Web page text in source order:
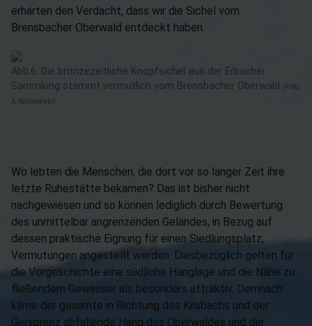
erhärten den Verdacht, dass wir die Sichel vom
Brensbacher Oberwald entdeckt haben.
Abb.6: Die bronzezeitliche Knopfsichel aus der Erbacher
Sammlung stammt vermutlich vom Brensbacher Oberwald
(Foto:
A.Kalinowski)
Wo lebten die Menschen, die dort vor so langer Zeit ihre
letzte Ruhestätte bekamen? Das ist bisher nicht
nachgewiesen und so können lediglich durch Bewertung
des unmittelbar angrenzenden Geländes, in Bezug auf
dessen praktische Eignung für einen Siedlungsplatz,
Vermutungen angestellt werden. Diesbezüglich gelten für
die Vorgeschichte eine südliche Hanglage und die Nähe zu
fließendem Gewässer als besonders attraktiv. Demnach
käme der gesamte in Richtung des Kilsbachs und der
Gersprenz abfallende Hang des Oberwaldes und der